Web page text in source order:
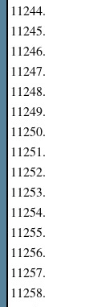
11244.
11245.
11246.
11247.
11248.
11249.
11250.
11251.
11252.
11253.
11254.
11255.
11256.
11257.
11258.